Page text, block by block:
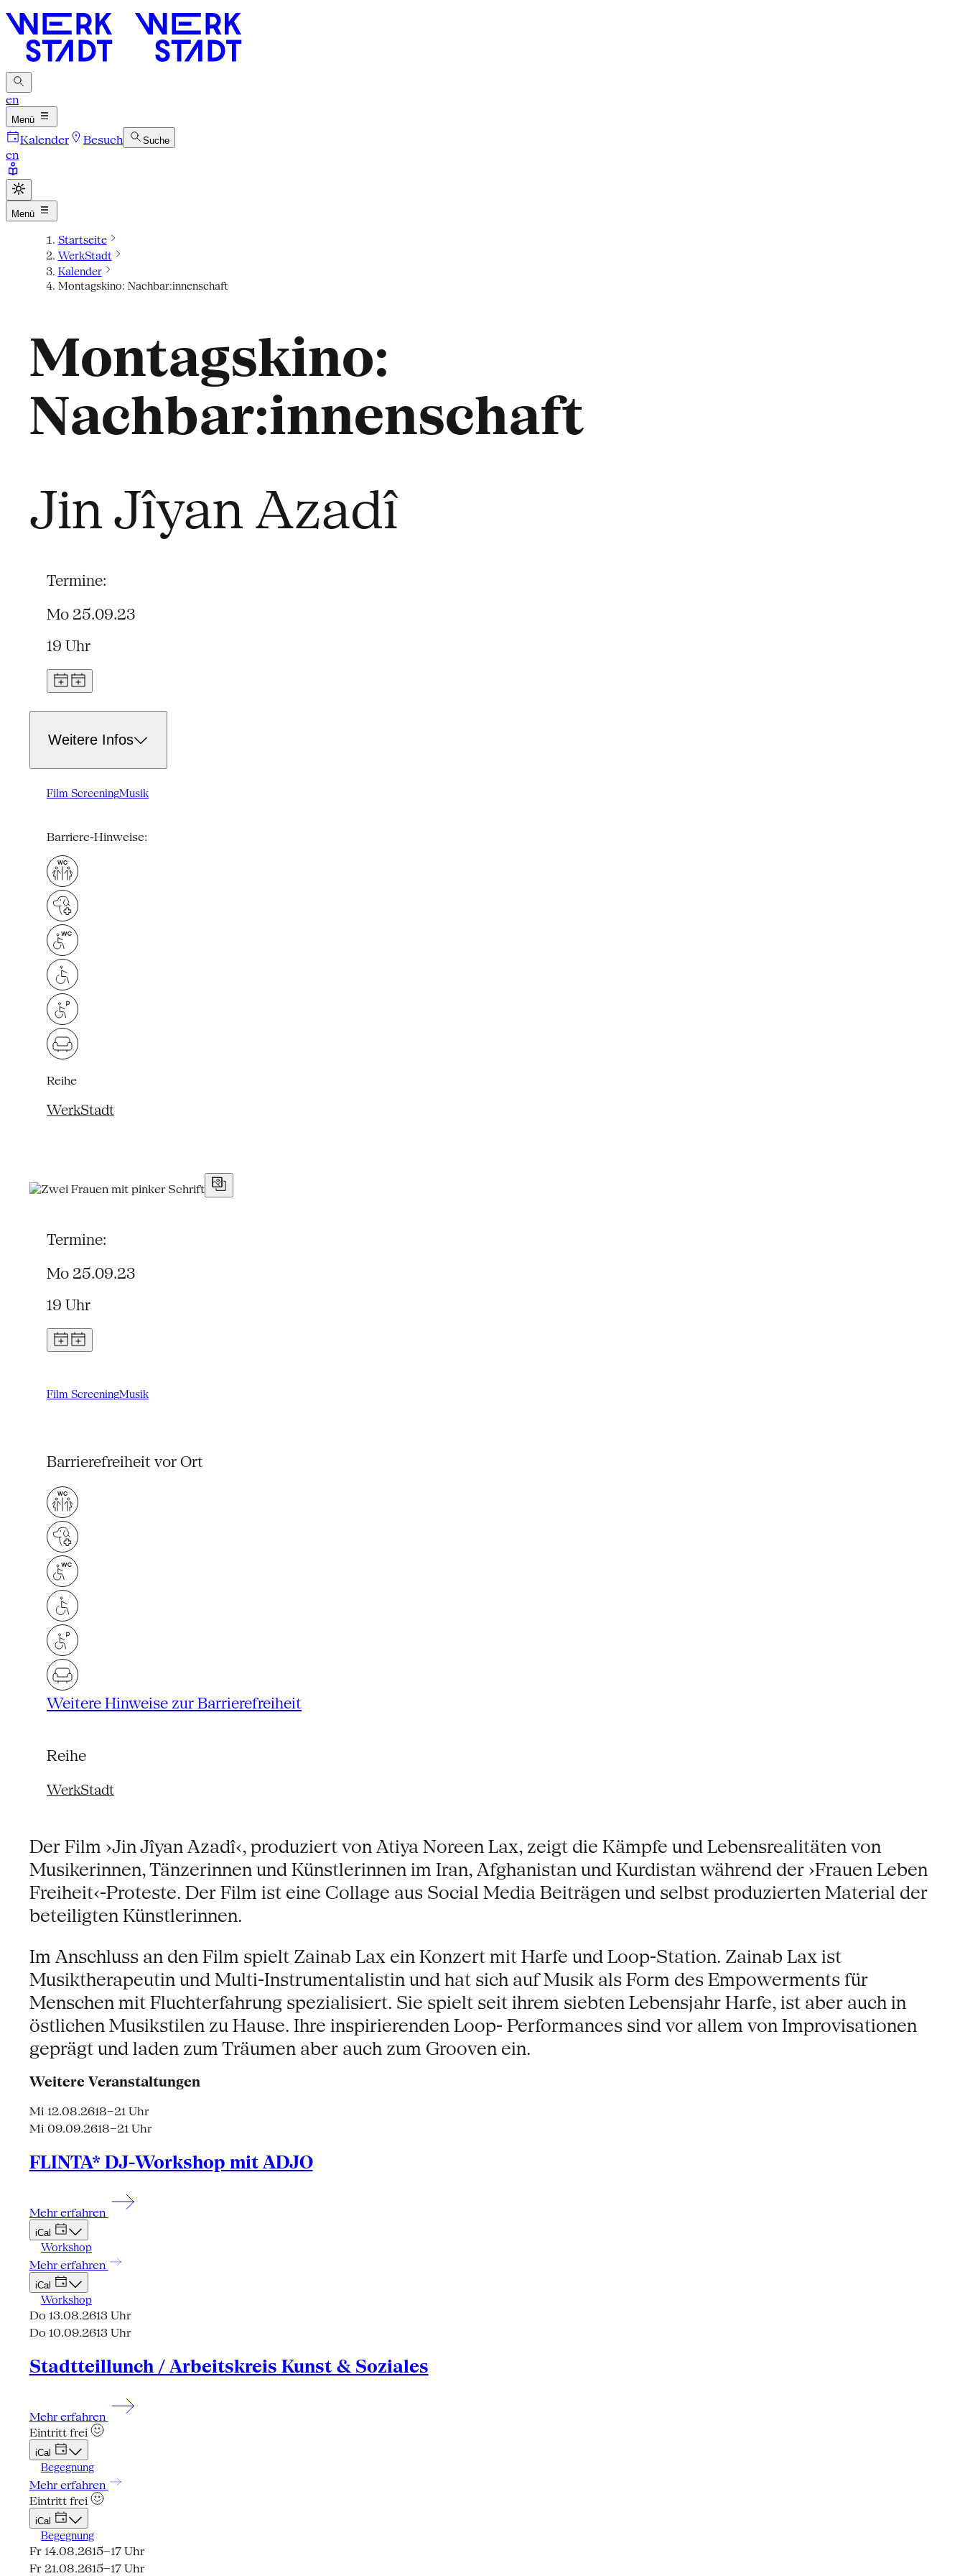
en
Menü
Kalender Besuch Suche
en
Menü
Startseite
WerkStadt
Kalender
Montagskino: Nachbar:innenschaft
Montagskino:
Nachbar:innenschaft
Jin Jîyan Azadî
Termine:
Mo 25.09.23
19 Uhr
Weitere Infos
Film ScreeningMusik
Barriere-Hinweise:
Reihe
WerkStadt
Termine:
Mo 25.09.23
19 Uhr
Film ScreeningMusik
Barrierefreiheit vor Ort
Weitere Hinweise zur Barrierefreiheit
Reihe
WerkStadt
Der Film ›Jin Jîyan Azadî‹, produziert von Atiya Noreen Lax, zeigt die Kämpfe und Lebensrealitäten von
Musikerinnen, Tänzerinnen und Künstlerinnen im Iran, Afghanistan und Kurdistan während der ›Frauen Leben
Freiheit‹-Proteste. Der Film ist eine Collage aus Social Media Beiträgen und selbst produzierten Material der
beteiligten Künstlerinnen.
Im Anschluss an den Film spielt Zainab Lax ein Konzert mit Harfe und Loop-Station. Zainab Lax ist
Musiktherapeutin und Multi-Instrumentalistin und hat sich auf Musik als Form des Empowerments für
Menschen mit Fluchterfahrung spezialisiert. Sie spielt seit ihrem siebten Lebensjahr Harfe, ist aber auch in
östlichen Musikstilen zu Hause. Ihre inspirierenden Loop- Performances sind vor allem von Improvisationen
geprägt und laden zum Träumen aber auch zum Grooven ein.
Weitere Veranstaltungen
Mi 12.08.2618–21 Uhr
Mi 09.09.2618–21 Uhr
FLINTA* DJ-Workshop mit ADJO
Mehr erfahren
iCal
Workshop
Mehr erfahren
iCal
Workshop
Do 13.08.2613 Uhr
Do 10.09.2613 Uhr
Stadtteillunch / Arbeitskreis Kunst & Soziales
Mehr erfahren
Eintritt frei
iCal
Begegnung
Mehr erfahren
Eintritt frei
iCal
Begegnung
Fr 14.08.2615–17 Uhr
Fr 21.08.2615–17 Uhr